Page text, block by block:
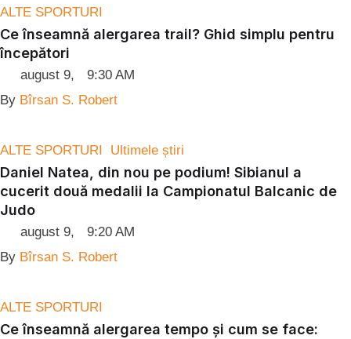
ALTE SPORTURI
Ce înseamnă alergarea trail? Ghid simplu pentru
începători
august 9,
9:30 AM
By Bîrsan S. Robert
ALTE SPORTURI Ultimele știri
Daniel Natea, din nou pe podium! Sibianul a
cucerit două medalii la Campionatul Balcanic de
Judo
august 9,
9:20 AM
By Bîrsan S. Robert
ALTE SPORTURI
Ce înseamnă alergarea tempo și cum se face: